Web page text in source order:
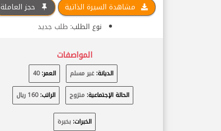
مشاهدة السيرة الذاتية
حجز العاملة
نوع الطلب: طلب جديد
المواصفات
الديانة:غير مسلم العمر:40
الحالة الإجتماعية:متزوج الراتب:160 ريال
الخبرات:بخبرة